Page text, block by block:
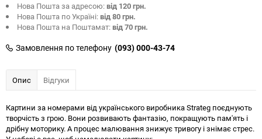
Нова Пошта за адресою:від 120 грн.
Нова Пошта по Україні:від 80 грн.
Нова Пошта на Поштамат:від 70 грн.
Замовлення по телефону (093) 000-43-74
Опис Відгуки
Картини за номерами від українського виробника Strateg поєднують
творчість з грою. Вони розвивають фантазію, покращують пам'ять і
дрібну моторику. А процес малювання знижує тривогу і знімає стрес.